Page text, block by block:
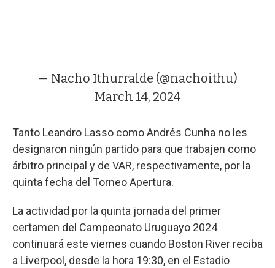
— Nacho Ithurralde (@nachoithu)
March 14, 2024
Tanto Leandro Lasso como Andrés Cunha no les
designaron ningún partido para que trabajen como
árbitro principal y de VAR, respectivamente, por la
quinta fecha del Torneo Apertura.
La actividad por la quinta jornada del primer
certamen del Campeonato Uruguayo 2024
continuará este viernes cuando Boston River reciba
a Liverpool, desde la hora 19:30, en el Estadio